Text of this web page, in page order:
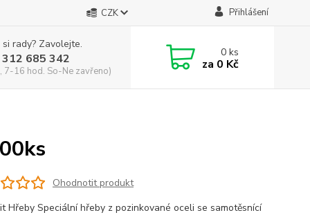
CZK Přihlášení
rady? Zavolejte.
685 342
7-16 hod. So-Ne zavřeno)
0ks
za 0 Kč
Ohodnotit produkt
Hřeby Speciální hřeby z pozinkované oceli se samotěsnící